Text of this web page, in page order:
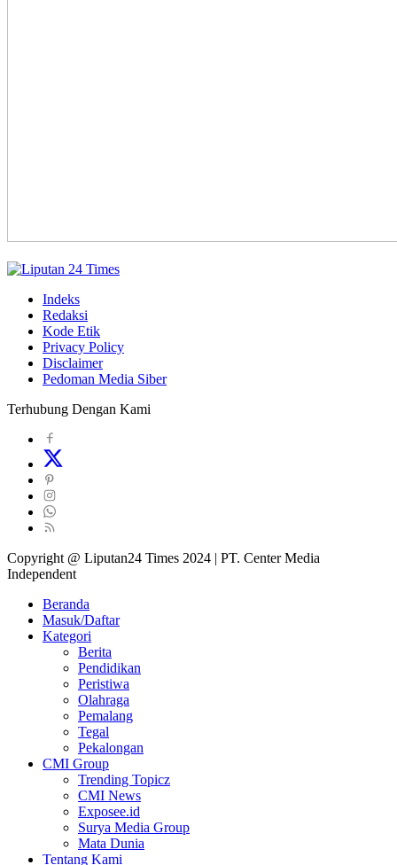
Indeks
Redaksi
Kode Etik
Privacy Policy
Disclaimer
Pedoman Media Siber
Terhubung Dengan Kami
Copyright @ Liputan24 Times 2024 | PT. Center Media
Independent
Beranda
Masuk/Daftar
Kategori
Berita
Pendidikan
Peristiwa
Olahraga
Pemalang
Tegal
Pekalongan
CMI Group
Trending Topicz
CMI News
Exposee.id
Surya Media Group
Mata Dunia
Tentang Kami